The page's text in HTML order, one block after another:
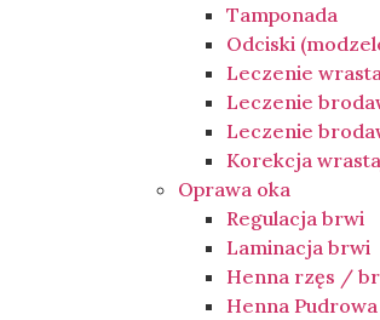
Tamponada
Odciski
Leczenie
Leczenie
Leczenie
Korekcja
Oprawa oka
Regulacja brwi
Laminacja brwi
Henna rzęs /
Henna Pudrowa